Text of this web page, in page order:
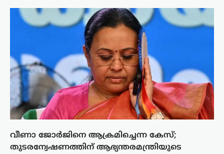
വീണാ ജോർജിനെ ആക്രമിച്ചെന്ന കേസ്;
തുടരന്വേഷണത്തിന് ആഭ്യന്തരമന്ത്രിയുടെ